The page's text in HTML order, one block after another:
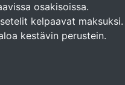
osakisoissa.
kelpaavat maksuksi.
kestävin perustein.